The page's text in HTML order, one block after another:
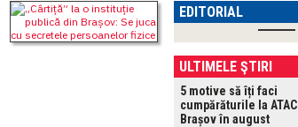
EDITORIAL
ULTIMELE ŞTIRI
5 motive să îți faci
cumpărăturile la ATAC
Brașov în august